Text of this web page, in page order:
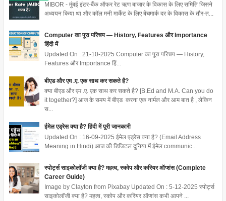
MIBOR - मुंबई इंटर-बैंक ऑफर रेट ऋण बाजार के विकास के लिए समिति जिसने
अध्ययन किया था और कॉल मनी मार्केट के लिए बेंचमार्क दर के विकास के तौर-त...
Computer का पूरा परिचय — History, Features और Importance
हिंदी में
Updated On : 21-10-2025 Computer का पूरा परिचय — History,
Features और Importance हिं...
बीएड और एम .ए. एक साथ कर सकते है?
क्या बीएड और एम .ए. एक साथ कर सकते है? [B.Ed and M.A. Can you do
it together?] आज के समय में बीएड करना एक नार्मल और आम बात है , लेकिन
स...
ईमेल एड्रेस क्या है? हिंदी में पूरी जानकारी
Updated On : 16-09-2025 ईमेल एड्रेस क्या है? (Email Address
Meaning in Hindi) आज की डिजिटल दुनिया में ईमेल communic...
स्पोर्ट्स साइकोलॉजी क्या है? महत्व, स्कोप और करियर ऑप्शंस (Complete
Career Guide)
Image by Clayton from Pixabay Updated On : 5-12-2025 स्पोर्ट्स
साइकोलॉजी क्या है? महत्व, स्कोप और करियर ऑप्शंस कभी आपने ...